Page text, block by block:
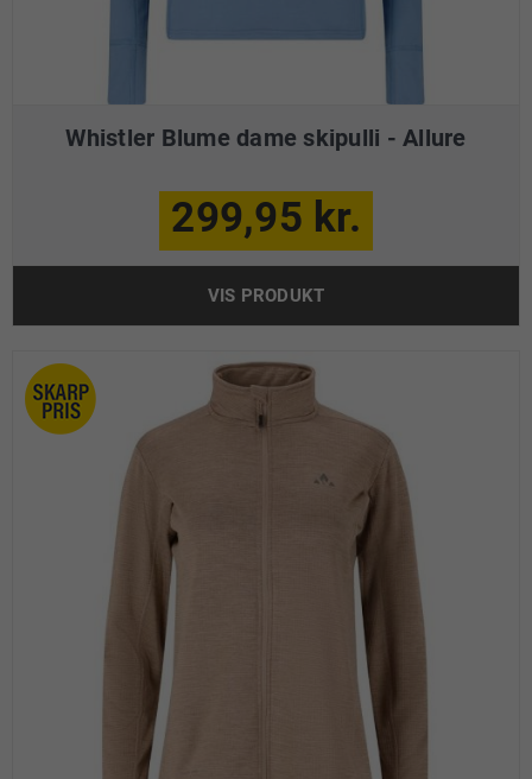
Whistler Blume dame skipulli - Allure
299,95 kr.
VIS PRODUKT